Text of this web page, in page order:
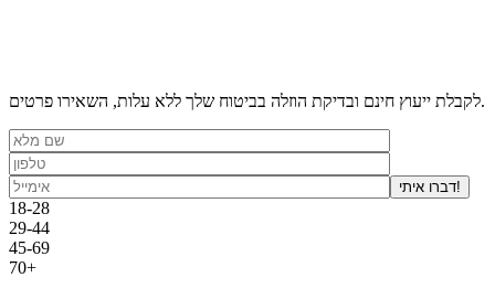
לקבלת ייעוץ חינם ובדיקת הוזלה בביטוח שלך ללא עלות, השאירו פרטים.
דברו איתי!
18-28
29-44
45-69
70+